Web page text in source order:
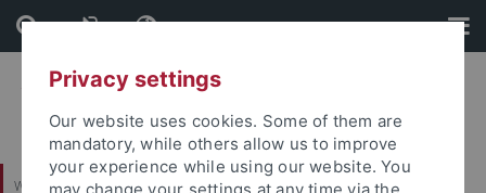
Skip
to
content
Skip
to
footer
Wirtschafts- und Sozialwissenschaftliche Fakultät
Privacy settings
Our website uses cookies. Some of them are
mandatory, while others allow us to improve
your experience while using our website. You